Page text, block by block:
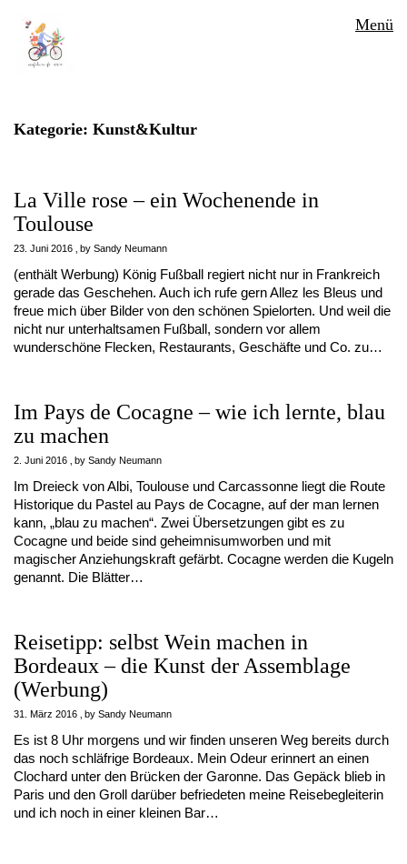
Menü
Kategorie: Kunst&Kultur
La Ville rose – ein Wochenende in
Toulouse
23. Juni 2016 by Sandy Neumann
(enthält Werbung) König Fußball regiert nicht nur in Frankreich
gerade das Geschehen. Auch ich rufe gern Allez les Bleus und
freue mich über Bilder von den schönen Spielorten. Und weil die
nicht nur unterhaltsamen Fußball, sondern vor allem
wunderschöne Flecken, Restaurants, Geschäfte und Co. zu…
Im Pays de Cocagne – wie ich lernte, blau
zu machen
2. Juni 2016 by Sandy Neumann
Im Dreieck von Albi, Toulouse und Carcassonne liegt die Route
Historique du Pastel au Pays de Cocagne, auf der man lernen
kann, „blau zu machen“. Zwei Übersetzungen gibt es zu
Cocagne und beide sind geheimnisumworben und mit
magischer Anziehungskraft gefärbt. Cocagne werden die Kugeln
genannt. Die Blätter…
Reisetipp: selbst Wein machen in
Bordeaux – die Kunst der Assemblage
(Werbung)
31. März 2016 by Sandy Neumann
Es ist 8 Uhr morgens und wir finden unseren Weg bereits durch
das noch schläfrige Bordeaux. Mein Odeur erinnert an einen
Clochard unter den Brücken der Garonne. Das Gepäck blieb in
Paris und den Groll darüber befriedeten meine Reisebegleiterin
und ich noch in einer kleinen Bar…